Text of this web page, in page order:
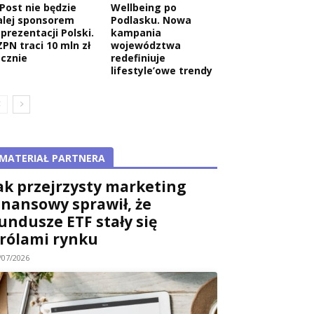
nie będzie
sponsorem
Polski.
traci 10 mln zł
Wellbeing po
Podlasku. Nowa
kampania
województwa
redefiniuje
lifestyle’owe trendy
PARTNERA
przejrzysty marketing
sprawił, że
ETF stały się
rynku
2026